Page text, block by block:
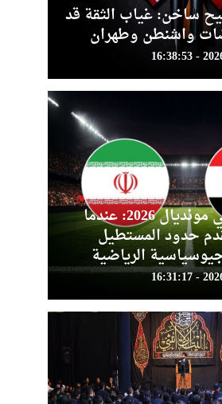
ساخن: غياب الثقة قد
واشنطن وطهران
مصر وإيران في مونديال 2026: عندما
حدود المستطيل
الرياضية